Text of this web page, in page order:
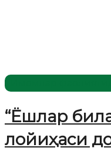
“Ёшлар
лойиҳаси